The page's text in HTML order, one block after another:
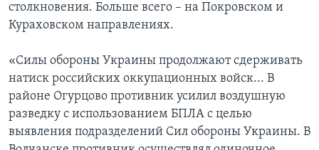
столкновения. Больше всего – на Покровском и
Кураховском направлениях.
«Силы обороны Украины продолжают сдерживать
натиск российских оккупационных войск... В
районе Огурцово противник усилил воздушную
разведку с использованием БПЛА с целью
выявления подразделений Сил обороны Украины. В